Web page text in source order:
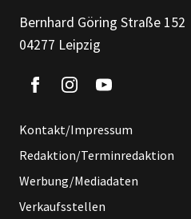
Bernhard Göring Straße 152
04277 Leipzig
Kontakt/Impressum
Redaktion/Terminredaktion
Werbung/Mediadaten
Verkaufsstellen